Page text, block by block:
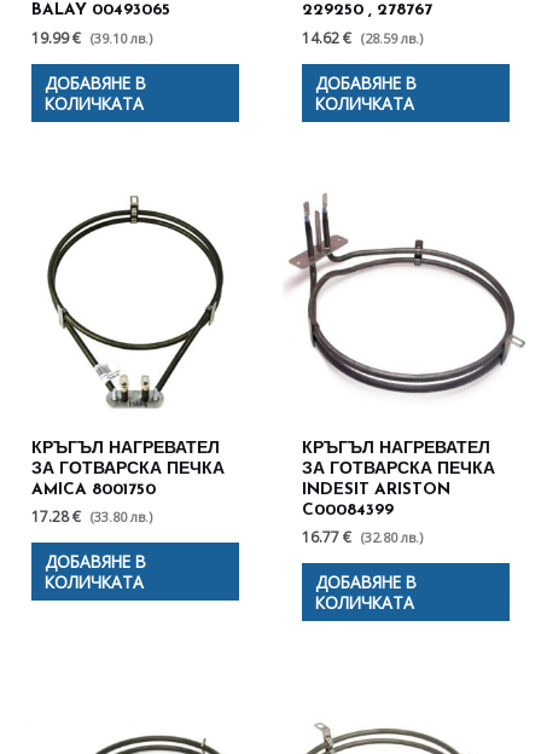
BALAY 00493065
19.99 € (39.10 лв.)
ДОБАВЯНЕ В
КОЛИЧКАТА
229250 , 278767
14.62 € (28.59 лв.)
ДОБАВЯНЕ В
КОЛИЧКАТА
КРЪГЪЛ НАГРЕВАТЕЛ
ЗА ГОТВАРСКА ПЕЧКА
AMICA 8001750
17.28 € (33.80 лв.)
ДОБАВЯНЕ В
КОЛИЧКАТА
КРЪГЪЛ НАГРЕВАТЕЛ
ЗА ГОТВАРСКА ПЕЧКА
INDESIT ARISTON
C00084399
16.77 € (32.80 лв.)
ДОБАВЯНЕ В
КОЛИЧКАТА